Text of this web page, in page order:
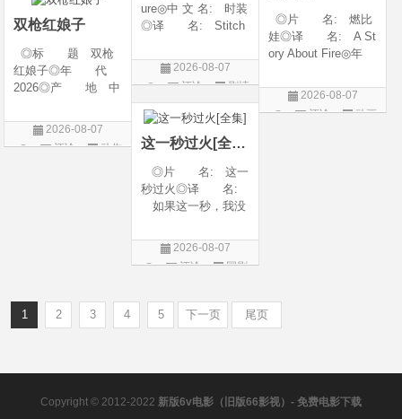
悚 / 犯罪◎语
ure◎中 文 名: 时装
◎译 名: Stitch
(台)◎年 代: 20
25◎产 地: 法
剧情◎语 言:
法语 /
2026-08-07
评论
剧情
片
◎片 名: 燃比
娃◎译 名: A St
ory About Fire◎年
地: 中国大陆◎
类 别: 动画 / 奇
2026-08-07
评论
动画
双枪红娘子
◎标 题 双枪
红娘子◎年 代
2026◎产 地 中
剧情 / 动作 / 战争◎
上映日期 2026-08-
2026-08-07
评论
动作
这一秒过火[全集]
◎片 名: 这一
秒过火◎译 名:
如果这一秒，我没
年 代: 2026◎
产 地: 中国大
汉语普通话◎上映
2026-08-07
评论
国剧
1 2 3 4 5 下一页 尾页
Copyright © 2012-2022 新版6v电影（旧版66影视）- 免费电影下载